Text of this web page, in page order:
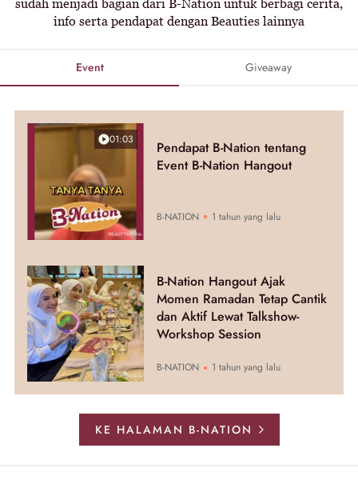
sudah menjadi bagian dari B-Nation untuk berbagi cerita,
info serta pendapat dengan Beauties lainnya
Event Giveaway
01:03
Pendapat B-Nation tentang
Event B-Nation Hangout
B-NATION 1 tahun yang lalu
B-Nation Hangout Ajak
Momen Ramadan Tetap Cantik
dan Aktif Lewat Talkshow-
Workshop Session
B-NATION 1 tahun yang lalu
KE HALAMAN B-NATION